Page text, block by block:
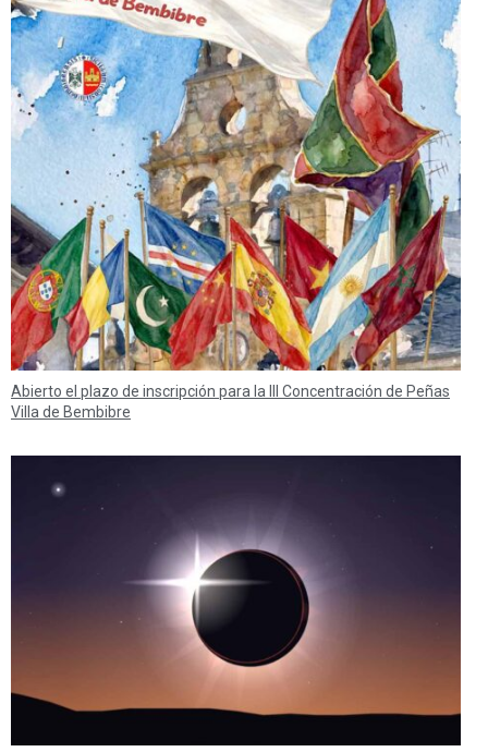
Abierto el plazo de inscripción para la III Concentración de Peñas
Villa de Bembibre